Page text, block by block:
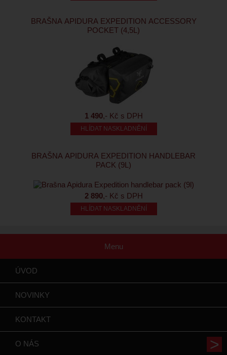
BRAŠNA APIDURA EXPEDITION ACCESSORY
POCKET (4,5L)
1 490,- Kč s DPH
HLÍDAT NASKLADNĚNÍ
BRAŠNA APIDURA EXPEDITION HANDLEBAR
PACK (9L)
2 890,- Kč s DPH
HLÍDAT NASKLADNĚNÍ
Menu
ÚVOD
NOVINKY
KONTAKT
O NÁS